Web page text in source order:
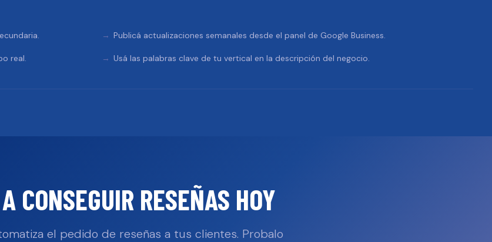
Publicá actualizaciones semanales desde el panel de Google Business.
real. Usá las palabras clave de tu vertical en la descripción del negocio.
CONSEGUIR RESEÑAS HOY
el pedido de reseñas a tus clientes. Probalo